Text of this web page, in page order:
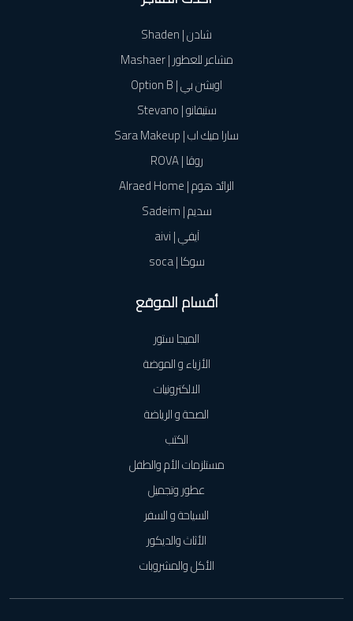
شادن | Shaden
مشاعر للعطور | Mashaer
اوبشن بي | Option B
ستيفانو | Stevano
سارا ميك اب | Sara Makeup
روڤا | ROVA
الرائد هوم | Alraed Home
سديم | Sadeim
آيفي | aivi
سوكا | soca
أقسام الموقع
الميجا ستور
الأزياء و الموضة
الالكترونيات
الصحة و الرياضة
الكتب
مستلزمات الأم والطفل
عطور وتجميل
السياحة و السفر
الأثاث والديكور
الأكل والمشروبات